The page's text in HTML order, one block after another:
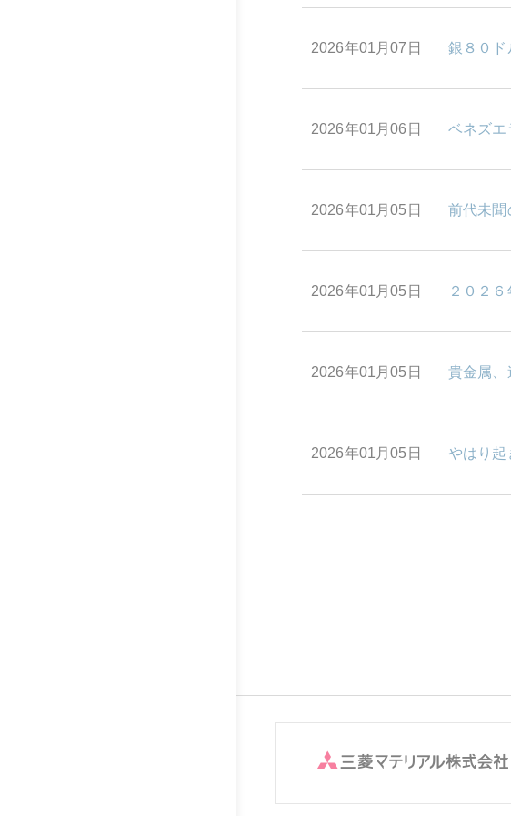
2026年01月07日 銀８０ド
2026年01月06日 ベネズエ
2026年01月05日 前代未聞
2026年01月05日 ２０２
2026年01月05日 貴金属、
2026年01月05日 やはり起